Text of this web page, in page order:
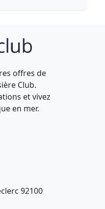
offres de
Club.
et vivez
en mer.
92100